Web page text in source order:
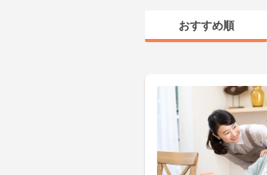
おすすめ順